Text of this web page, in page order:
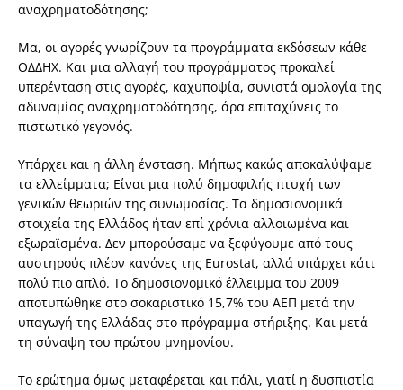
αναχρηματοδότησης;
Μα, οι αγορές γνωρίζουν τα προγράμματα εκδόσεων κάθε
ΟΔΔΗΧ. Και μια αλλαγή του προγράμματος προκαλεί
υπερένταση στις αγορές, καχυποψία, συνιστά ομολογία της
αδυναμίας αναχρηματοδότησης, άρα επιταχύνεις το
πιστωτικό γεγονός.
Υπάρχει και η άλλη ένσταση. Μήπως κακώς αποκαλύψαμε
τα ελλείμματα; Είναι μια πολύ δημοφιλής πτυχή των
γενικών θεωριών της συνωμοσίας. Τα δημοσιονομικά
στοιχεία της Ελλάδος ήταν επί χρόνια αλλοιωμένα και
εξωραϊσμένα. Δεν μπορούσαμε να ξεφύγουμε από τους
αυστηρούς πλέον κανόνες της Eurostat, αλλά υπάρχει κάτι
πολύ πιο απλό. Το δημοσιονομικό έλλειμμα του 2009
αποτυπώθηκε στο σοκαριστικό 15,7% του ΑΕΠ μετά την
υπαγωγή της Ελλάδας στο πρόγραμμα στήριξης. Και μετά
τη σύναψη του πρώτου μνημονίου.
Το ερώτημα όμως μεταφέρεται και πάλι, γιατί η δυσπιστία